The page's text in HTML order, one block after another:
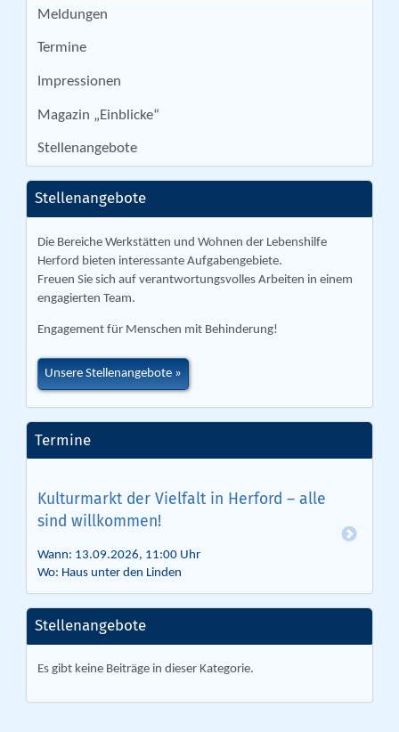
Meldungen
Termine
Impressionen
Magazin „Einblicke“
Stellenangebote
Stellenangebote
Die Bereiche Werkstätten und Wohnen der Lebenshilfe
Herford bieten interessante Aufgabengebiete.
Freuen Sie sich auf verantwortungsvolles Arbeiten in einem
engagierten Team.
Engagement für Menschen mit Behinderung!
Unsere Stellenangebote
Termine
Kulturmarkt der Vielfalt in Herford – alle
sind willkommen!
Wann: 13.09.2026, 11:00 Uhr
Wo: Haus unter den Linden
Stellenangebote
Es gibt keine Beiträge in dieser Kategorie.